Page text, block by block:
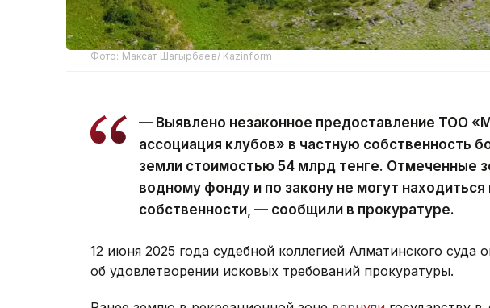
Фото: Максат Шагырбаев/ Kazinform
— Выявлено незаконное предоставление ТОО
ассоциация клубов» в частную собственность
земли стоимостью 54 млрд тенге. Отмеченные
водному фонду и по закону не могут находиться
собственности, — сообщили в прокуратуре.
12 июня 2025 года судебной коллегией Алматинского суда
об удовлетворении исковых требований прокуратуры.